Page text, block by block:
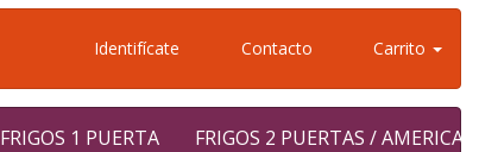
Identifícate Contacto Carrito
FRIGOS 1 PUERTA FRIGOS 2 PUERTAS /